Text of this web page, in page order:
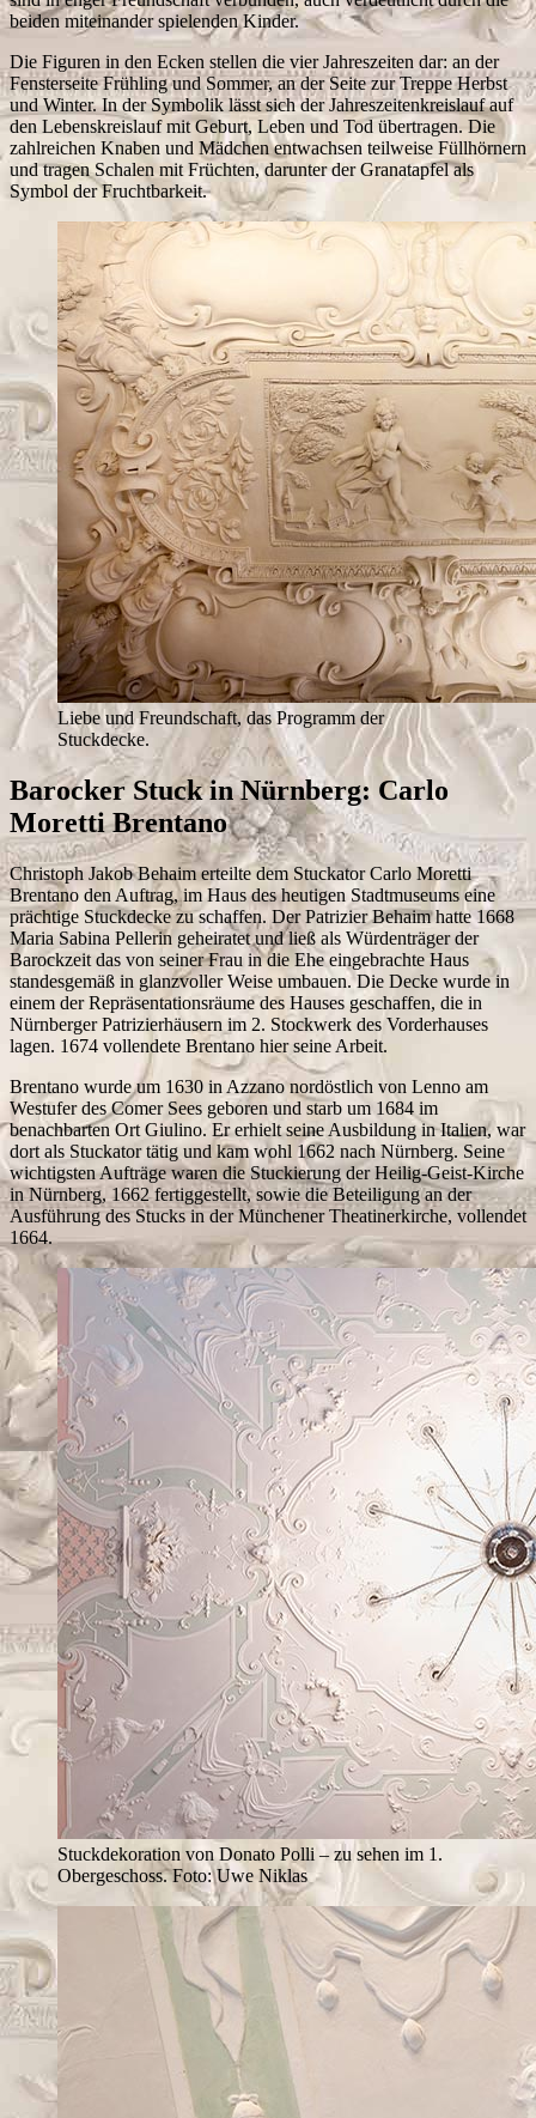
beiden miteinander spielenden Kinder.
Die Figuren in den Ecken stellen die vier Jahreszeiten dar: an der
Fensterseite Frühling und Sommer, an der Seite zur Treppe Herbst
und Winter. In der Symbolik lässt sich der Jahreszeitenkreislauf auf
den Lebenskreislauf mit Geburt, Leben und Tod übertragen. Die
zahlreichen Knaben und Mädchen entwachsen teilweise Füllhörnern
und tragen Schalen mit Früchten, darunter der Granatapfel als
Symbol der Fruchtbarkeit.
Liebe und Freundschaft, das Programm der
Stuckdecke.
Barocker Stuck in Nürnberg: Carlo
Moretti Brentano
Christoph Jakob Behaim erteilte dem Stuckator Carlo Moretti
Brentano den Auftrag, im Haus des heutigen Stadtmuseums eine
prächtige Stuckdecke zu schaffen. Der Patrizier Behaim hatte 1668
Maria Sabina Pellerin geheiratet und ließ als Würdenträger der
Barockzeit das von seiner Frau in die Ehe eingebrachte Haus
standesgemäß in glanzvoller Weise umbauen. Die Decke wurde in
einem der Repräsentationsräume des Hauses geschaffen, die in
Nürnberger Patrizierhäusern im 2. Stockwerk des Vorderhauses
lagen. 1674 vollendete Brentano hier seine Arbeit.
Brentano wurde um 1630 in Azzano nordöstlich von Lenno am
Westufer des Comer Sees geboren und starb um 1684 im
benachbarten Ort Giulino. Er erhielt seine Ausbildung in Italien, war
dort als Stuckator tätig und kam wohl 1662 nach Nürnberg. Seine
wichtigsten Aufträge waren die Stuckierung der Heilig-Geist-Kirche
in Nürnberg, 1662 fertiggestellt, sowie die Beteiligung an der
Ausführung des Stucks in der Münchener Theatinerkirche, vollendet
1664.
Stuckdekoration von Donato Polli – zu sehen im 1.
Obergeschoss. Foto: Uwe Niklas